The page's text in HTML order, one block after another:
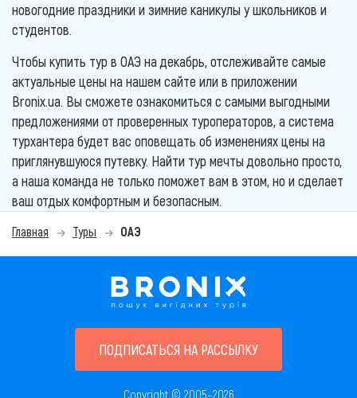
новогодние праздники и зимние каникулы у школьников и
студентов.
Чтобы купить тур в ОАЭ на декабрь, отслеживайте самые
актуальные цены на нашем сайте или в приложении
Bronix.ua. Вы сможете ознакомиться с самыми выгодными
предложениями от проверенных туроператоров, а система
турхантера будет вас оповещать об изменениях цены на
приглянувшуюся путевку. Найти тур мечты довольно просто,
а наша команда не только поможет вам в этом, но и сделает
ваш отдых комфортным и безопасным.
Главная Туры ОАЭ
ПОДПИСАТЬСЯ НА РАССЫЛКУ
Copyright © 2005–2026